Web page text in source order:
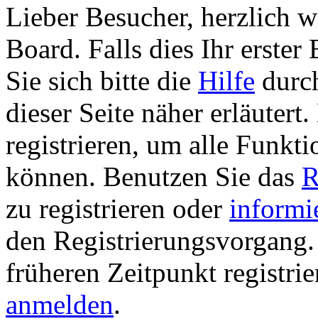
Lieber Besucher, herzlich
Board. Falls dies Ihr erster
Sie sich bitte die Hilfe
dieser Seite näher
registrieren, um alle
können. Benutzen Sie das
zu registrieren oder
den
früheren Zeitpunkt
anmelden.